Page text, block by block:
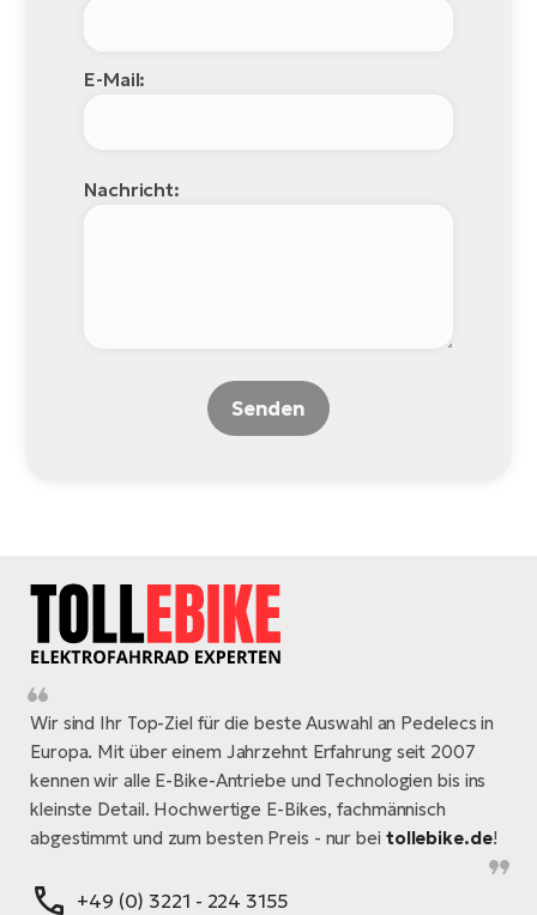
E-Mail:
Nachricht:
Senden
Wir sind Ihr Top-Ziel für die beste Auswahl an Pedelecs in
Europa. Mit über einem Jahrzehnt Erfahrung seit 2007
kennen wir alle E-Bike-Antriebe und Technologien bis ins
kleinste Detail. Hochwertige E-Bikes, fachmännisch
abgestimmt und zum besten Preis - nur bei tollebike.de!
+49 (0) 3221 - 224 3155